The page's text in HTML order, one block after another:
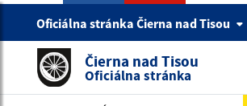
Oficiálna stránka Čierna nad Tisou
Čierna nad Tisou
Oficiálna stránka